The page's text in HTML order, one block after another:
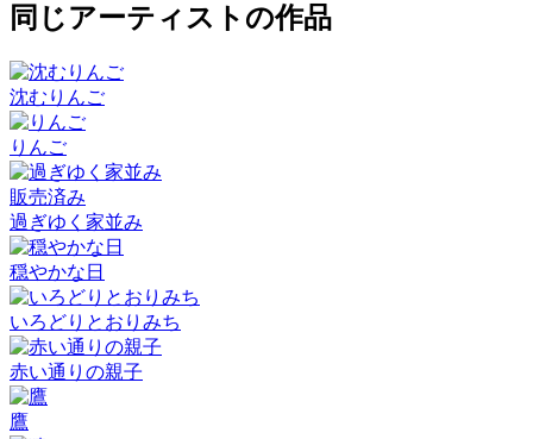
同じアーティストの作品
沈むりんご
りんご
販売済み
過ぎゆく家並み
穏やかな日
いろどりとおりみち
赤い通りの親子
鷹